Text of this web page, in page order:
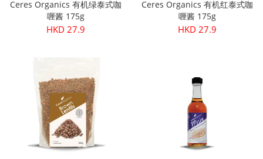
Ceres Organics 有机绿泰式咖
喱酱 175g
HKD 27.9
Ceres Organics 有机红泰式咖
喱酱 175g
HKD 27.9